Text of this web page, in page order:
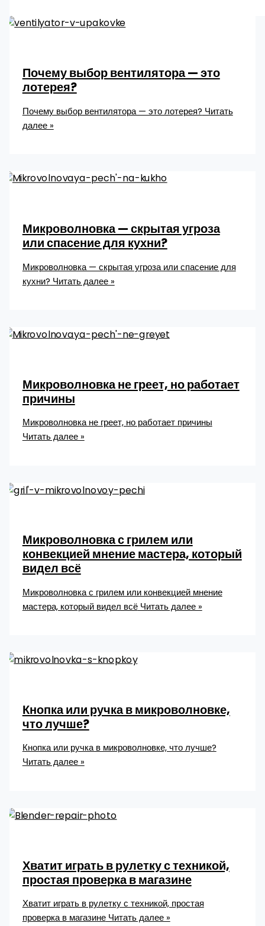
Почему выбор вентилятора — это
лотерея?
Почему выбор вентилятора — это лотерея? Читать
далее »
Микроволновка — скрытая угроза
или спасение для кухни?
Микроволновка — скрытая угроза или спасение для
кухни? Читать далее »
Микроволновка не греет, но работает
причины
Микроволновка не греет, но работает причины
Читать далее »
Микроволновка с грилем или
конвекцией мнение мастера, который
видел всё
Микроволновка с грилем или конвекцией мнение
мастера, который видел всёЧитать далее »
Кнопка или ручка в микроволновке,
что лучше?
Кнопка или ручка в микроволновке, что лучше?
Читать далее »
Хватит играть в рулетку с техникой,
простая проверка в магазине
Хватит играть в рулетку с техникой, простая
проверка в магазинеЧитать далее »